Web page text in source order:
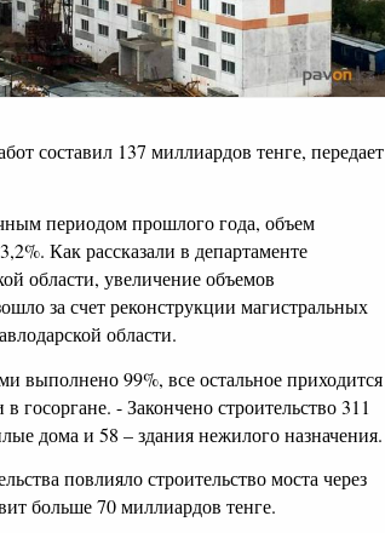
составил 137 миллиардов тенге, передает
периодом прошлого года, объем
Как рассказали в департаменте
области, увеличение объемов
за счет реконструкции магистральных
области.
выполнено 99%, все остальное приходится
- Закончено строительство 311
дома и 58 – здания нежилого назначения.
повлияло строительство моста через
больше 70 миллиардов тенге.